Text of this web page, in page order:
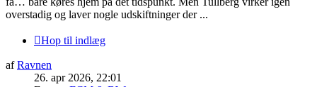
overstadig og laver nogle udskiftninger der ...
Hop til indlæg
afRavnen
26. apr 2026, 22:01